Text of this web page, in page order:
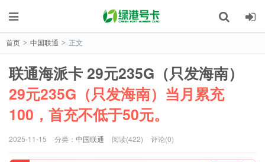
首页 > 中国联通 > 正文
联通海派卡 29元235G（只发海南）
29元235G（只发海南）当月累充
100，首充不低于50元。
2025-11-15 分类： 中国联通 阅读(422) 评论(0)